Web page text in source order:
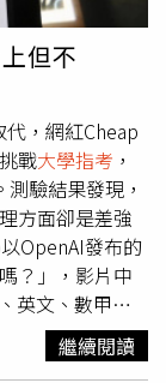
但不
，網紅Cheap
戰大學指考 ，
驗結果發現，
方面卻是差強
OpenAI發布的
？」，影片中
英文、數甲、
生物等共10項科
門科目中只有3
繼續閱讀